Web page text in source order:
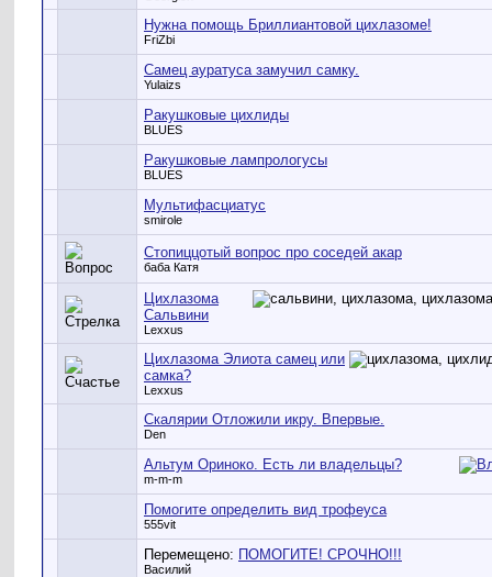
Нужна помощь Бриллиантовой цихлазоме!
FriZbi
Самец ауратуса замучил самку.
Yulaizs
Ракушковые цихлиды
BLUES
Ракушковые лампрологусы
BLUES
Мультифасциатус
smirole
Стопиццотый вопрос про соседей акар
баба Катя
Цихлазома
Сальвини
Lexxus
Цихлазома Элиота самец или
самка?
Lexxus
Скалярии Отложили икру. Впервые.
Den
Альтум Ориноко. Есть ли владельцы?
m-m-m
Помогите определить вид трофеуса
555vit
Перемещено: ПОМОГИТЕ! СРОЧНО!!!
Василий